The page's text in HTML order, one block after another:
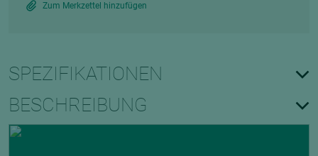
Zum Merkzettel hinzufügen
SPEZIFIKATIONEN
BESCHREIBUNG